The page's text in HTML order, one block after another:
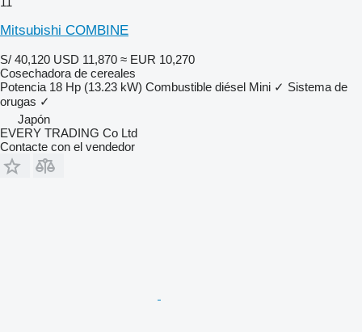
Mitsubishi COMBINE
S/ 40,120 USD 11,870 ≈ EUR 10,270
Cosechadora de cereales
Potencia 18 Hp (13.23 kW) Combustible diésel Mini ✓ Sistema de
orugas ✓
Japón
EVERY TRADING Co Ltd
Contacte con el vendedor